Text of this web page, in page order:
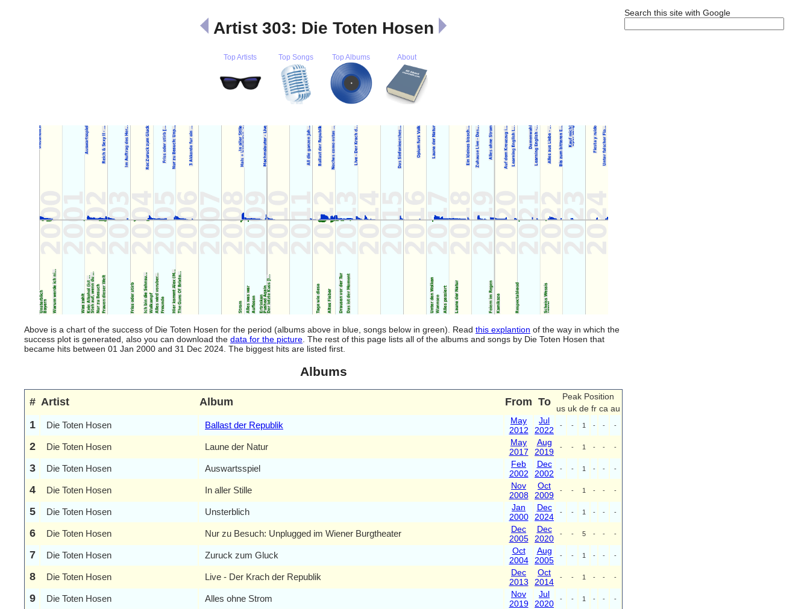
Search this site with Google
Artist 303: Die Toten Hosen
Top Artists Top Songs Top Albums About
Above is a chart of the success of Die Toten Hosen for the period (albums above in blue, songs below in green). Read this explantion of the way in which the
success plot is generated, also you can download the data for the picture . The rest of this page lists all of the albums and songs by Die Toten Hosen that
became hits between 01 Jan 2000 and 31 Dec 2024. The biggest hits are listed first.
Albums
# Artist Album From To
Peak Position
us uk de fr ca au
1 Die Toten Hosen Ballast der Republik
May
2012
Jul
2022
- - 1 - - -
2 Die Toten Hosen Laune der Natur
May
2017
Aug
2019
- - 1 - - -
3 Die Toten Hosen Auswartsspiel
Feb
2002
Dec
2002
- - 1 - - -
4 Die Toten Hosen In aller Stille
Nov
2008
Oct
2009
- - 1 - - -
5 Die Toten Hosen Unsterblich
Jan
2000
Dec
2024
- - 1 - - -
6 Die Toten Hosen Nur zu Besuch: Unplugged im Wiener Burgtheater
Dec
2005
Dec
2020
- - 5 - - -
7 Die Toten Hosen Zuruck zum Gluck
Oct
2004
Aug
2005
- - 1 - - -
8 Die Toten Hosen Live - Der Krach der Republik
Dec
2013
Oct
2014
- - 1 - - -
9 Die Toten Hosen Alles ohne Strom
Nov
2019
Jul
2020
- - 1 - - -